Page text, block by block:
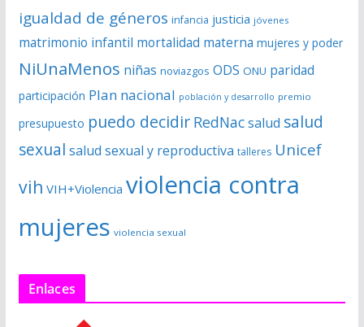
igualdad de géneros infancia justicia jóvenes
matrimonio infantil mortalidad materna mujeres y poder
NiUnaMenos niñas noviazgos ODS ONU paridad
participación Plan nacional población y desarrollo premio
presupuesto puedo decidir RedNacsalud salud
sexual salud sexual y reproductiva talleres Unicef
vih VIH+Violencia violencia contra
mujeres violencia sexual
Enlaces